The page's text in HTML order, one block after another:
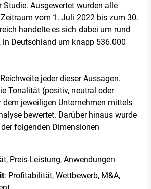
Studie. Ausgewertet wurden alle
vom 1. Juli 2022 bis zum 30.
handelte es sich dabei um rund
in Deutschland um knapp 536.000
jeder dieser Aussagen.
Tonalität (positiv, neutral oder
dem jeweiligen Unternehmen mittels
bewertet. Darüber hinaus wurde
folgenden Dimensionen
Preis-Leistung, Anwendungen
: Profitabilität, Wettbewerb, M&A,